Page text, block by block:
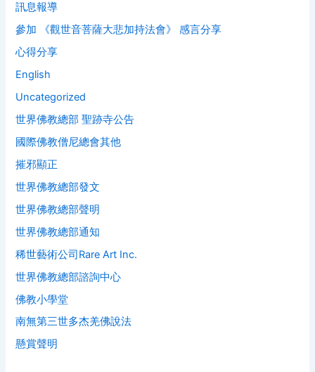
訊息報導
參加 《觀世音菩薩大悲加持法會》 感言分享
心得分享
English
Uncategorized
世界佛教總部 聖跡寺公告
國際佛教僧尼總會其他
摧邪顯正
世界佛教總部發文
世界佛教總部聲明
世界佛教總部通知
稀世藝術公司Rare Art Inc.
世界佛教總部諮詢中心
佛教小學堂
南無第三世多杰羌佛說法
懸賞聲明